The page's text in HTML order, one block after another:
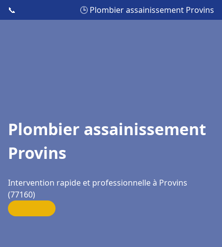
📞 🕒 Plombier assainissement Provins
Plombier assainissement
Provins
Intervention rapide et professionnelle à Provins
(77160)